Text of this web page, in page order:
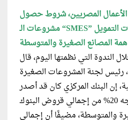
المصريين، شروط حصول
مشروعات الـ “SMES” على قروض من مؤسسات التمويل
المصانع الصغيرة والمتوسطة
الندوة التي نظمتها اليوم، قال
لجنة المشروعات الصغيرة
إن البنك المركزي كان قد أصدر
قرارًا بأن توجه 20% من إجمالي قروض البنوك
والمتوسطة، مضيفًا أن إجمالي